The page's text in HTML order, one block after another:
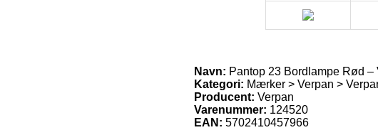
Navn: Pantop 23 Bordlampe Rød –
Kategori: Mærker > Verpan >
Producent: Verpan
Varenummer: 124520
EAN: 5702410457966